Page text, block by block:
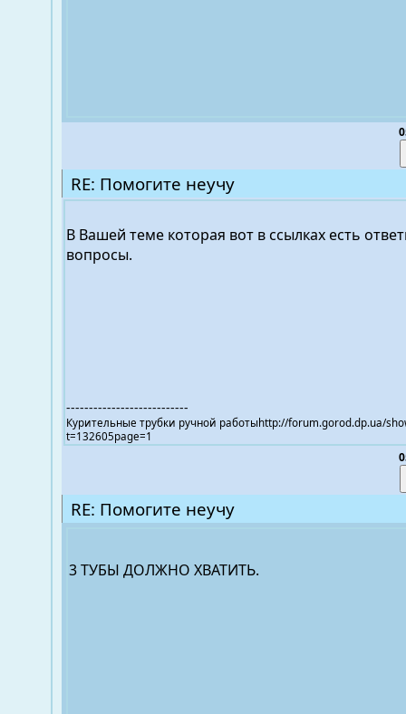
RE: Помогите неучу
В Вашей теме которая вот в ссылках есть
вопросы.
---------------------------
Курительные трубки ручной работыhttp://forum.gorod.dp.ua/
t=132605page=1
RE: Помогите неучу
3 ТУБЫ ДОЛЖНО ХВАТИТЬ.